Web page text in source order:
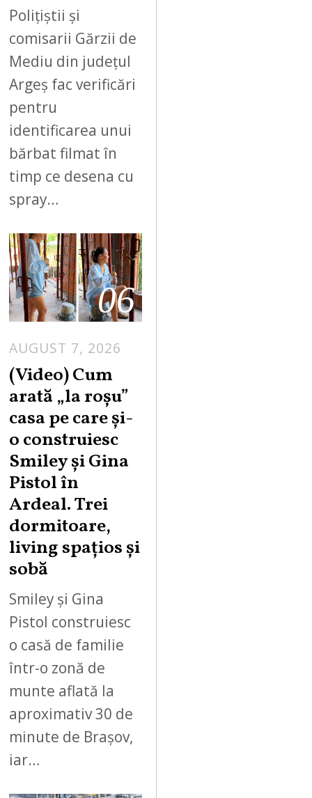
Polițiștii și
comisarii Gărzii de
Mediu din județul
Argeș fac verificări
pentru
identificarea unui
bărbat filmat în
timp ce desena cu
spray…
06
AUGUST 7, 2026
(Video) Cum
arată „la roşu”
casa pe care şi-
o construiesc
Smiley şi Gina
Pistol în
Ardeal. Trei
dormitoare,
living spațios și
sobă
Smiley și Gina
Pistol construiesc
o casă de familie
într-o zonă de
munte aflată la
aproximativ 30 de
minute de Brașov,
iar…